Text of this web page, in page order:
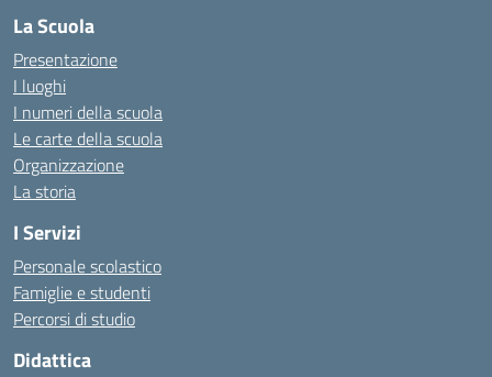
La Scuola
Presentazione
I luoghi
I numeri della scuola
Le carte della scuola
Organizzazione
La storia
I Servizi
Personale scolastico
Famiglie e studenti
Percorsi di studio
Didattica